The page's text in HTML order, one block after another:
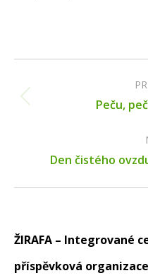
navigation
Peču,
Den čistého
ŽIRAFA – Integrované
příspěvková organizace